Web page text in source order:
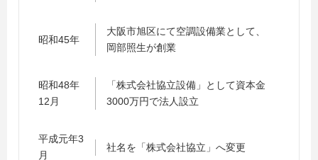
昭和45年
大阪市旭区にて空調設備業として、
岡部照生が創業
昭和48年
12月
「株式会社協立設備」として資本金
3000万円で法人設立
平成元年3
月
社名を「株式会社協立」へ変更